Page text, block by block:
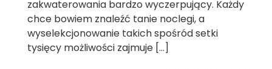
zakwaterowania bardzo wyczerpujący. Każdy
chce bowiem znaleźć tanie noclegi, a
wyselekcjonowanie takich spośród setki
tysięcy możliwości zajmuje […]